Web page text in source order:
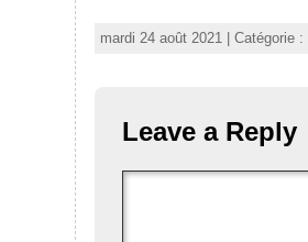
mardi 24 août 2021 | Catégorie :
Leave a Reply